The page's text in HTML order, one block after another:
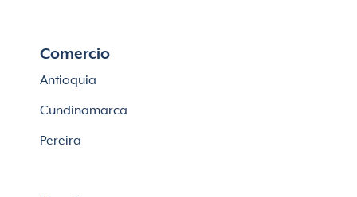
Comercio
Antioquia
Cundinamarca
Pereira